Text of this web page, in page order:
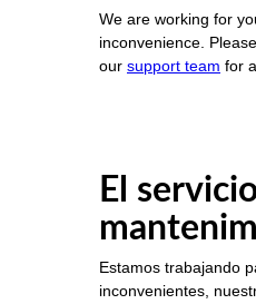
We are working for
inconvenience.
our support team for
El
Estamos trabajando
inconvenientes,